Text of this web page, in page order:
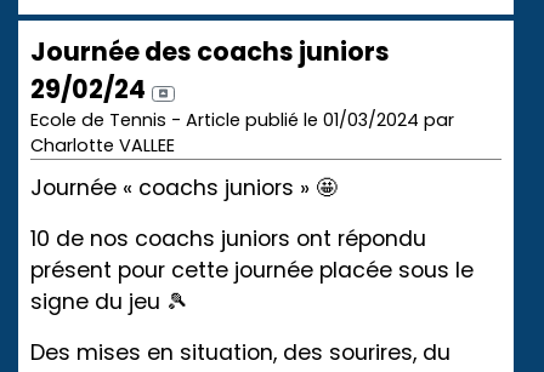
Journée des coachs juniors
29/02/24
Ecole de Tennis - Article publié le 01/03/2024 par
Charlotte VALLEE
Journée « coachs juniors » 🤩
10 de nos coachs juniors ont répondu
présent pour cette journée placée sous le
signe du jeu 🎾
Des mises en situation, des sourires, du